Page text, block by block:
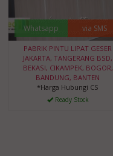
Whatsapp via SMS
PABRIK PINTU LIPAT GESER
JAKARTA, TANGERANG BSD,
BEKASI, CIKAMPEK, BOGOR,
BANDUNG, BANTEN
*Harga Hubungi CS
Ready Stock